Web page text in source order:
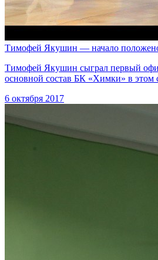
Тимофей Якушин — начало
Тимофей Якушин сыграл первый
основной состав БК «Химки» в этом
6 октября 2017